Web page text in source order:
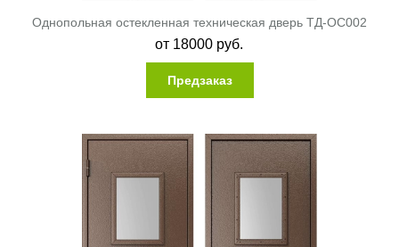
Однопольная остекленная техническая дверь ТД-ОС002
от 18000 руб.
Предзаказ